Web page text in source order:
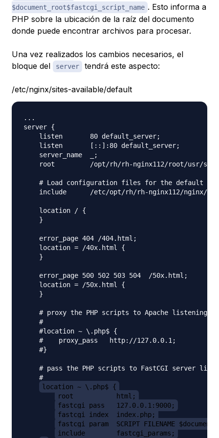
$document_root$fastcgi_script_name . Esto informa a
PHP sobre la ubicación de la raíz del documento
donde puede encontrar archivos para procesar.
Una vez realizados los cambios necesarios, el
bloque del
server tendrá este aspecto:
/etc/nginx/sites-available/default
...
server {
    listen       80 default_server;
    listen       [::]:80 default_server;
    server_name  _;
root         /opt/rh/rh-nginx112/root/usr/
# Load configuration files for the default
include      /etc/opt/rh/rh-nginx112/nginx/
    location / {
    }
    error_page 404 /404.html;
    location = /40x.html {
    }
    error_page 500 502 503 504  /50x.html;
    location = /50x.html {
    }
# proxy the PHP scripts to Apache listening
    #
    #location ~ \.php$ {
    #    proxy_pass   http://127.0.0.1;
    #}
# pass the PHP scripts to FastCGI server
    #
location ~ \.php$ {
root           html;
fastcgi_pass   127.0.0.1:9000;
fastcgi_index  index.php;
fastcgi_param  SCRIPT_FILENAME
include        fastcgi_params;